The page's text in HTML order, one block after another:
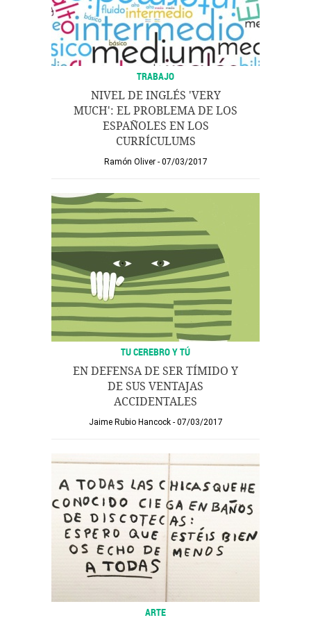
TRABAJO
NIVEL DE INGLÉS 'VERY
MUCH': EL PROBLEMA DE LOS
ESPAÑOLES EN LOS
CURRÍCULUMS
Ramón Oliver 07/03/2017
TU CEREBRO Y TÚ
EN DEFENSA DE SER TÍMIDO Y
DE SUS VENTAJAS
ACCIDENTALES
Jaime Rubio Hancock 07/03/2017
ARTE